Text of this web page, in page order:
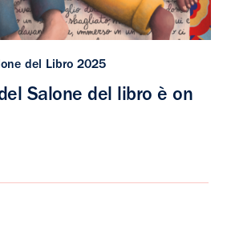
del Libro 2025
Salone del libro è on